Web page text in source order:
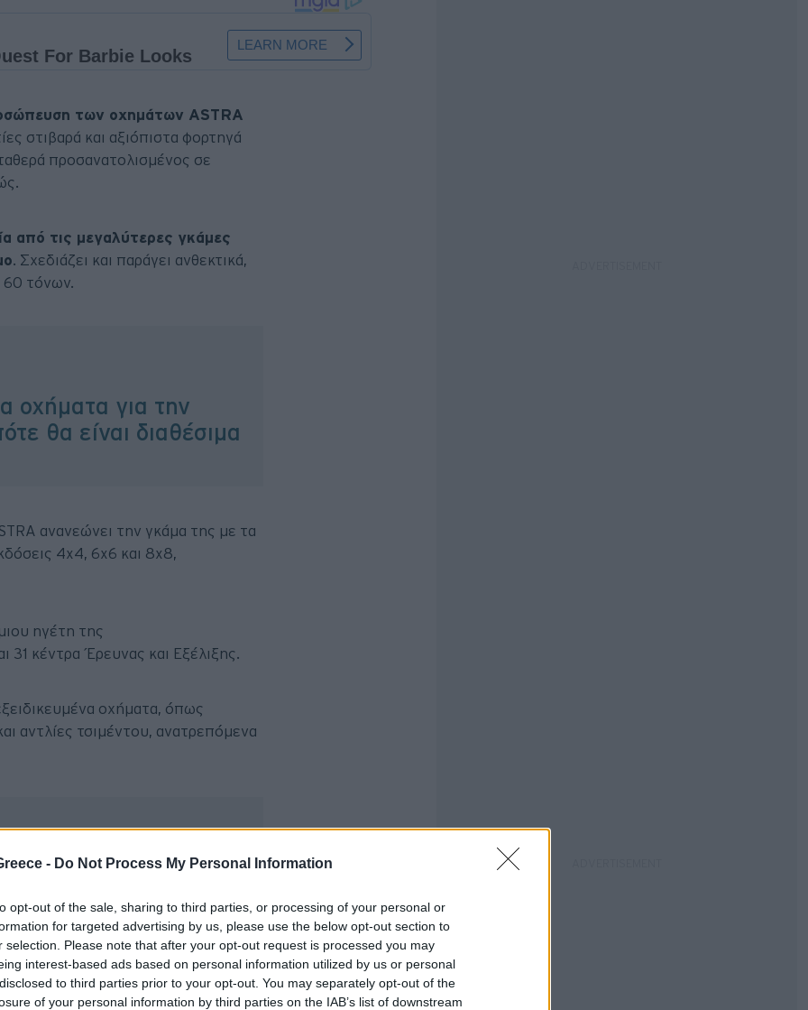
- Do Not Process My Personal Information
opt-out of the sale, sharing to third parties, or processing of your personal or
for targeted advertising by us, please use the below opt-out section to
selection. Please note that after your opt-out request is processed you may
interest-based ads based on personal information utilized by us or personal
to third parties prior to your opt-out. You may separately opt-out of the
of your personal information by third parties on the IAB’s list of downstream
των οχημάτων ASTRA
στιβαρά και αξιόπιστα φορτηγά
προσανατολισμένος σε
από τις μεγαλύτερες γκάμες
. Σχεδιάζει και παράγει ανθεκτικά,
60 τόνων.
οχήματα για την
θα είναι διαθέσιμα
ανανεώνει την γκάμα της με τα
4x4, 6x6 και 8x8,
ηγέτη της
31 κέντρα Έρευνας και Εξέλιξης.
οχήματα, όπως
αντλίες τσιμέντου, ανατρεπόμενα
έτη συνεργασίας του
με τη